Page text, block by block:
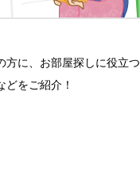
方に、お部屋探しに役立つ
どをご紹介！